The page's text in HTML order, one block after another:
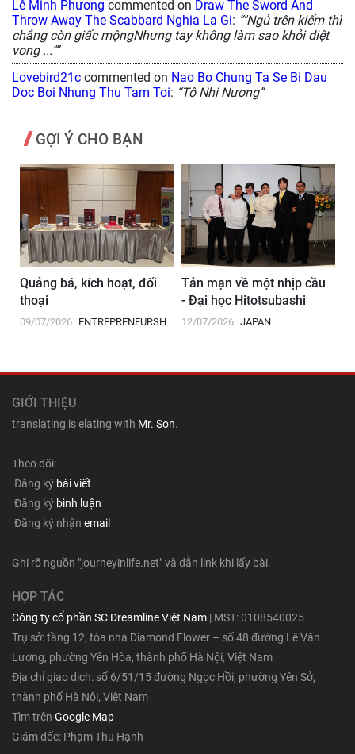
Lê Minh Phương commented on Draw The Sword And
Throw Away The Scabbard Nghia La Gi: “"Ngủ trên kiếm thì
chẳng còn giấc mộngNhưng tay không làm sao khỏi diệt
vong ..."”
Lovebird21c commented on Nao Bo Chung Ta Se Bi Dau
Doc Boi Nhung Thu Tam Toi: “Tô Nhị Nương”
GỢI Ý CHO BẠN
Quảng bá, kích hoạt, đối
thoại
09/07/2026 ENTREPRENEURSHIP
Tản mạn về một nhịp cầu
- Đại học Hitotsubashi
12/07/2026 JAPAN
GIỚI THIỆU
translating is elating with Mr. Son.
Theo dõi:
Đăng ký bài viết
Đăng ký bình luận
Đăng ký nhận email
Ghi rõ nguồn "journeyinlife.net" và dẫn link khi lấy bài.
HỢP TÁC
Công ty cổ phần SC Dreamline Việt Nam | MST: 0108540025
Trụ sở: tầng 12, tòa nhà Diamond Flower – số 48 đường Lê Văn
Lương, phường Yên Hòa, thành phố Hà Nội, Việt Nam
Địa chỉ giao dịch: số 6/51/15 đường Ngọc Hồi, phường Yên Sở,
thành phố Hà Nội, Việt Nam
Tìm trên Google Map
Giám đốc: Phạm Thu Hạnh